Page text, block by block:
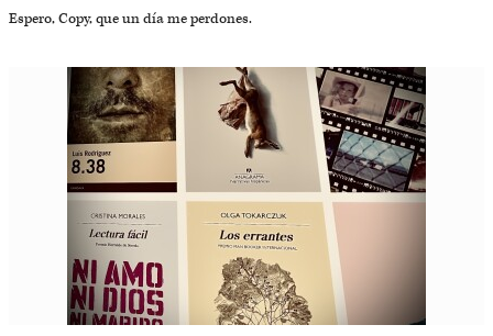
Espero, Copy, que un día me perdones.